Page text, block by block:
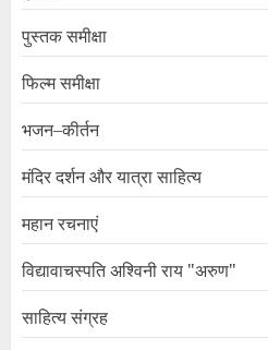
पुस्तक समीक्षा
फिल्म समीक्षा
भजन–कीर्तन
मंदिर दर्शन और यात्रा साहित्य
महान रचनाएं
विद्यावाचस्पति अश्विनी राय "अरुण"
साहित्य संग्रह